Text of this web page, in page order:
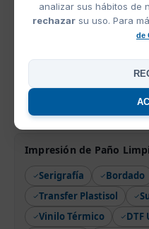
analizar sus hábitos de
rechazarsu uso. Para
de
Impresión de Paño
Serigrafía Bordado
Transfer Plastisol
Vinilo Térmico
DTF